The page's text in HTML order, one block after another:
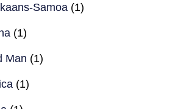
Samoa (1)
(1)
Man (1)
(1)